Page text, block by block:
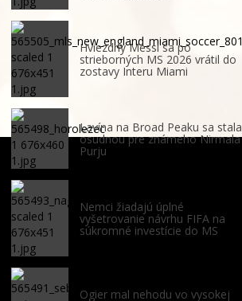
Hviezdny Messi sa po
strieborných MS 2026 vrátil do
zostavy Interu Miami
Lavína na Broad Peaku sa stala
osudnou pre známeho Nirmala
Purju
Nemci žiadajú úplné
vyšetrovanie návrhu FIFA na
súkromné investície do MS
Ogier mal nehodu vo vysokej